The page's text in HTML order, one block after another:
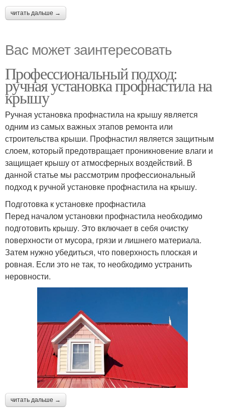
читать дальше →
Вас может заинтересовать
Профессиональный подход:
ручная установка профнастила на
крышу
Ручная установка профнастила на крышу является
одним из самых важных этапов ремонта или
строительства крыши. Профнастил является защитным
слоем, который предотвращает проникновение влаги и
защищает крышу от атмосферных воздействий. В
данной статье мы рассмотрим профессиональный
подход к ручной установке профнастила на крышу.
Подготовка к установке профнастила
Перед началом установки профнастила необходимо
подготовить крышу. Это включает в себя очистку
поверхности от мусора, грязи и лишнего материала.
Затем нужно убедиться, что поверхность плоская и
ровная. Если это не так, то необходимо устранить
неровности.
читать дальше →